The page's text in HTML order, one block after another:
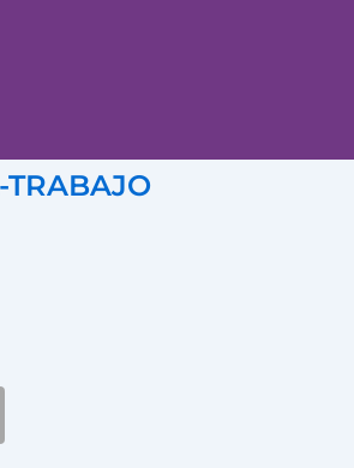
TRABAJO